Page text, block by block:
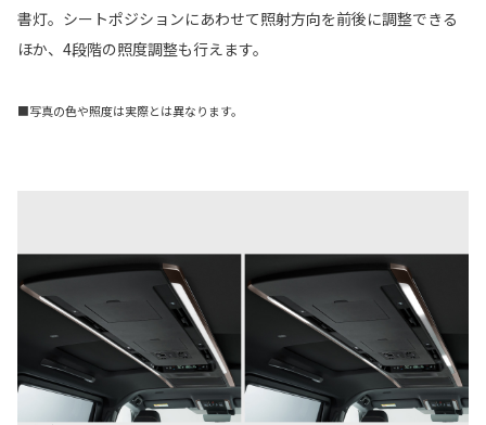
書灯。シートポジションにあわせて照射方向を前後に調整できる
ほか、4段階の照度調整も行えます。
■写真の色や照度は実際とは異なります。